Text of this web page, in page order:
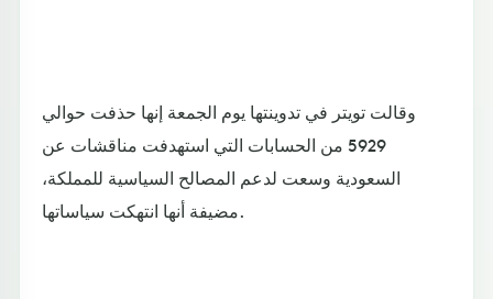
وقالت تويتر في تدوينتها يوم الجمعة إنها حذفت حوالي
5929 من الحسابات التي استهدفت مناقشات عن
السعودية وسعت لدعم المصالح السياسية للمملكة،
مضيفة أنها انتهكت سياساتها.